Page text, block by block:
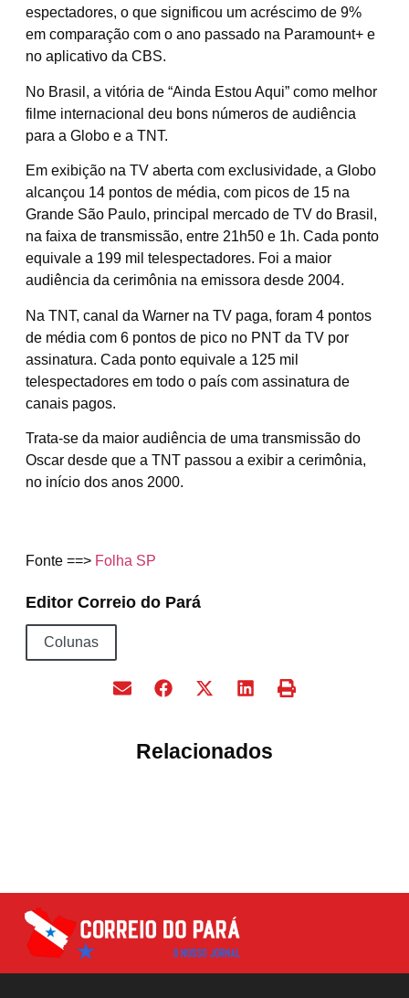
espectadores, o que significou um acréscimo de 9%
em comparação com o ano passado na Paramount+ e
no aplicativo da CBS.
No Brasil, a vitória de “Ainda Estou Aqui” como melhor
filme internacional deu bons números de audiência
para a Globo e a TNT.
Em exibição na TV aberta com exclusividade, a Globo
alcançou 14 pontos de média, com picos de 15 na
Grande São Paulo, principal mercado de TV do Brasil,
na faixa de transmissão, entre 21h50 e 1h. Cada ponto
equivale a 199 mil telespectadores. Foi a maior
audiência da cerimônia na emissora desde 2004.
Na TNT, canal da Warner na TV paga, foram 4 pontos
de média com 6 pontos de pico no PNT da TV por
assinatura. Cada ponto equivale a 125 mil
telespectadores em todo o país com assinatura de
canais pagos.
Trata-se da maior audiência de uma transmissão do
Oscar desde que a TNT passou a exibir a cerimônia,
no início dos anos 2000.
Fonte ==> Folha SP
Editor Correio do Pará
Colunas
Relacionados